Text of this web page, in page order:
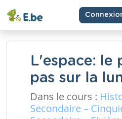
L'espace: le
pas sur la
Dans le cours :
Secondaire –